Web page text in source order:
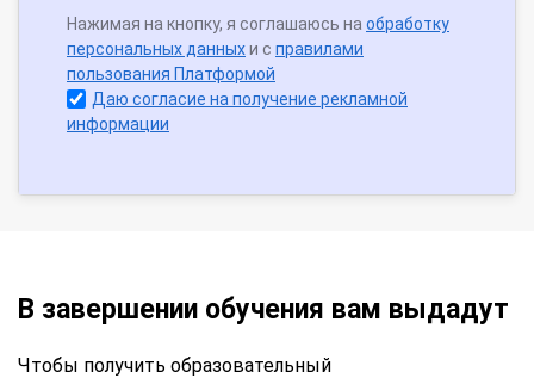
Нажимая на кнопку, я соглашаюсь на обработку
персональных данныхи с правилами
пользования Платформой
Даю согласие на получение рекламной
информации
В завершении обучения вам выдадут
Чтобы получить образовательный